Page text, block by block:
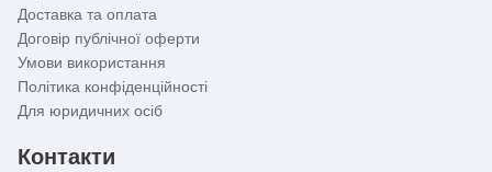
Доставка та оплата
Договір публічної оферти
Умови використання
Політика конфіденційності
Для юридичних осіб
Контакти